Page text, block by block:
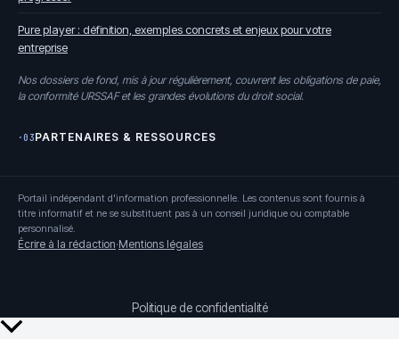
Pure player : définition, exemples concrets et enjeux pour votre
entreprise
Nos dossiers de fond, mis à jour régulièrement, couvrent les obligations de paie,
la conformité URSSAF et les grandes évolutions du droit social.
·03PARTENAIRES & RESSOURCES
Portail indépendant d'information professionnelle. Les contenus sont fournis à
titre informatif et ne se substituent pas à un conseil juridique ou comptable
personnalisé.
Écrire à la rédaction·Mentions légales
Politique de confidentialité